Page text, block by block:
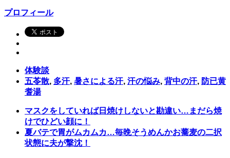
プロフィール
体験談
五苓散, 多汗, 暑さによる汗, 汗の悩み, 背中の汗, 防已黄
耆湯
マスクをしていれば日焼けしないと勘違い…まだら焼
けでひどい顔に！
夏バテで胃がムカムカ…毎晩そうめんかお蕎麦の二択
状態に夫が撃沈！